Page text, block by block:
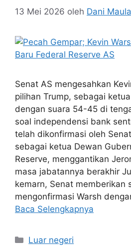
13 Mei 2026 oleh Dani
Senat AS mengesahkan
pilihan Trump, sebagai
dengan suara 54-45 di
soal independensi bank
telah dikonfirmasi oleh
sebagai ketua Dewan
Reserve, menggantikan
masa jabatannya berakhir
kemarn, Senat memberikan
mengonfirmasi Warsh
Baca Selengkapnya
Kategori
Luar negeri